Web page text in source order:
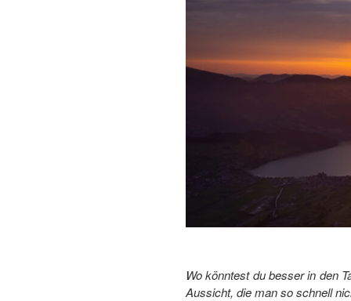
Wo könntest du besser in den
Aussicht, die man so schnell